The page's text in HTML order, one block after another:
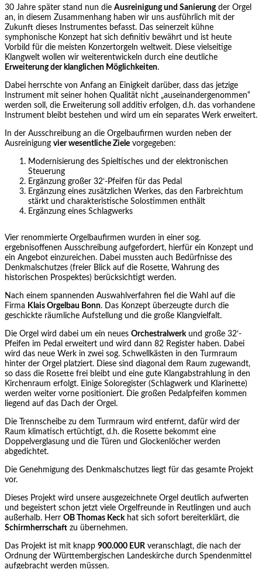
30 Jahre später stand nun die Ausreinigung und Sanierungder Orgel
an, in diesem Zusammenhang haben wir uns ausführlich mit der
Zukunft dieses Instrumentes befasst. Das seinerzeit kühne
symphonische Konzept hat sich definitiv bewährt und ist heute
Vorbild für die meisten Konzertorgeln weltweit. Diese vielseitige
Klangwelt wollen wir weiterentwickeln durch eine deutliche
Erweiterung der klanglichen Möglichkeiten.
Dabei herrschte von Anfang an Einigkeit darüber, dass das jetzige
Instrument mit seiner hohen Qualität nicht „auseinandergenommen“
werden soll, die Erweiterung soll additiv erfolgen, d.h. das vorhandene
Instrument bleibt bestehen und wird um ein separates Werk erweitert.
In der Ausschreibung an die Orgelbaufirmen wurden neben der
Ausreinigung vier wesentliche Ziele vorgegeben:
Modernisierung des Spieltisches und der elektronischen
Steuerung
Ergänzung großer 32‘-Pfeifen für das Pedal
Ergänzung eines zusätzlichen Werkes, das den Farbreichtum
stärkt und charakteristische Solostimmen enthält
Ergänzung eines Schlagwerks
Vier renommierte Orgelbaufirmen wurden in einer sog.
ergebnisoffenen Ausschreibung aufgefordert, hierfür ein Konzept und
ein Angebot einzureichen. Dabei mussten auch Bedürfnisse des
Denkmalschutzes (freier Blick auf die Rosette, Wahrung des
historischen Prospektes) berücksichtigt werden.
Nach einem spannenden Auswahlverfahren fiel die Wahl auf die
Firma Klais Orgelbau Bonn. Das Konzept überzeugte durch die
geschickte räumliche Aufstellung und die große Klangvielfalt.
Die Orgel wird dabei um ein neues Orchestralwerkund große 32‘-
Pfeifen im Pedal erweitert und wird dann 82 Register haben. Dabei
wird das neue Werk in zwei sog. Schwellkästen in den Turmraum
hinter der Orgel platziert. Diese sind diagonal dem Raum zugewandt,
so dass die Rosette frei bleibt und eine gute Klangabstrahlung in den
Kirchenraum erfolgt. Einige Soloregister (Schlagwerk und Klarinette)
werden weiter vorne positioniert. Die großen Pedalpfeifen kommen
liegend auf das Dach der Orgel.
Die Trennscheibe zu dem Turmraum wird entfernt, dafür wird der
Raum klimatisch ertüchtigt, d.h. die Rosette bekommt eine
Doppelverglasung und die Türen und Glockenlöcher werden
abgedichtet.
Die Genehmigung des Denkmalschutzes liegt für das gesamte Projekt
vor.
Dieses Projekt wird unsere ausgezeichnete Orgel deutlich aufwerten
und begeistert schon jetzt viele Orgelfreunde in Reutlingen und auch
außerhalb. Herr OB Thomas Keckhat sich sofort bereiterklärt, die
Schirmherrschaft zu übernehmen.
Das Projekt ist mit knapp 900.000 EUR veranschlagt, die nach der
Ordnung der Württembergischen Landeskirche durch Spendenmittel
aufgebracht werden müssen.